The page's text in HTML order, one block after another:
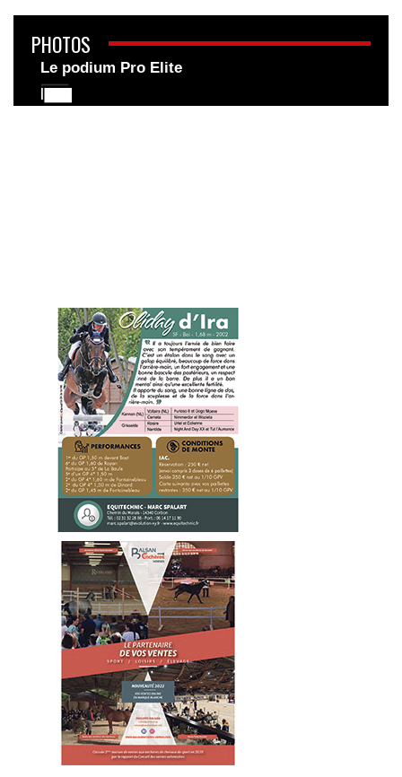
PHOTOS
Le podium Pro Elite